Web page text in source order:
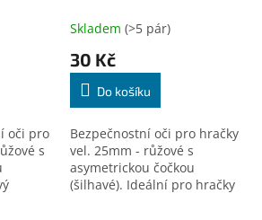
oči pro
s
Skladem (>5 pár)
30 Kč
Do košíku
Bezpečnostní oči pro hračky
vel. 25mm - růžové s
asymetrickou čočkou
(šilhavé). Ideální pro hračky